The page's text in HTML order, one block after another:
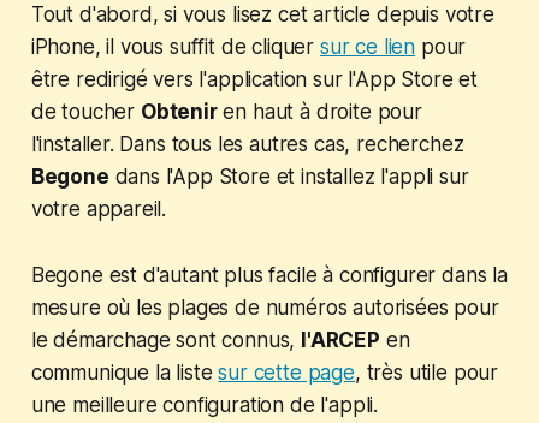
Tout d'abord, si vous lisez cet article depuis votre
iPhone, il vous suffit de cliquer sur ce lien pour
être redirigé vers l'application sur l'App Store et
de toucher Obteniren haut à droite pour
l'installer. Dans tous les autres cas, recherchez
Begone dans l'App Store et installez l'appli sur
votre appareil.
Begone est d'autant plus facile à configurer dans la
mesure où les plages de numéros autorisées pour
le démarchage sont connus, l'ARCEP en
communique la listesur cette page, très utile pour
une meilleure configuration de l'appli.